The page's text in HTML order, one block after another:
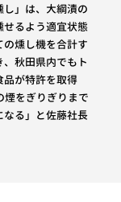
」は、大綱漬の
るよう適宜状態
燻し機を合計す
秋田県内でもト
品が特許を取得
煙をぎりぎりまで
る」と佐藤社長